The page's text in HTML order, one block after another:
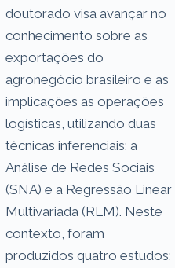
doutorado visa avançar no
conhecimento sobre as
exportações do
agronegócio brasileiro e as
implicações as operações
logísticas, utilizando duas
técnicas inferenciais: a
Análise de Redes Sociais
(SNA) e a Regressão Linear
Multivariada (RLM). Neste
contexto, foram
produzidos quatro estudos: